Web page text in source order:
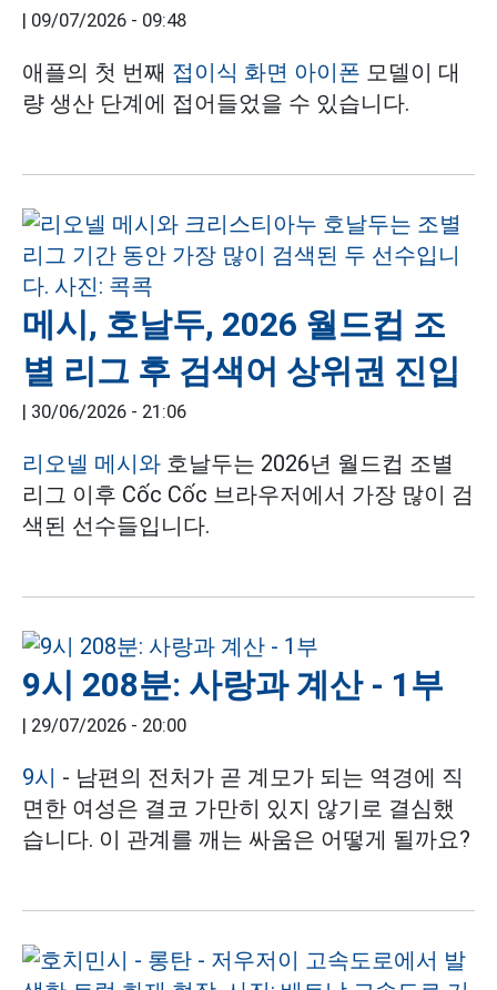
| 09/07/2026 - 09:48
애플의 첫 번째 접이식 화면 아이폰 모델이 대
량 생산 단계에 접어들었을 수 있습니다.
메시, 호날두, 2026 월드컵 조
별 리그 후 검색어 상위권 진입
| 30/06/2026 - 21:06
리오넬 메시와 호날두는 2026년 월드컵 조별
리그 이후 Cốc Cốc 브라우저에서 가장 많이 검
색된 선수들입니다.
9시 208분: 사랑과 계산 - 1부
| 29/07/2026 - 20:00
9시 - 남편의 전처가 곧 계모가 되는 역경에 직
면한 여성은 결코 가만히 있지 않기로 결심했
습니다. 이 관계를 깨는 싸움은 어떻게 될까요?